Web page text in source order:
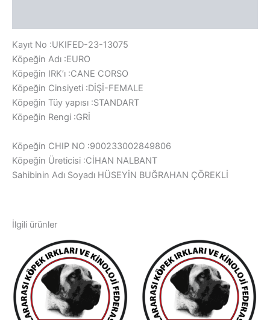
Kayıt No :UKIFED-23-13075
Köpeğin Adı :EURO
Köpeğin IRK’ı :CANE CORSO
Köpeğin Cinsiyeti :DİŞİ-FEMALE
Köpeğin Tüy yapısı :STANDART
Köpeğin Rengi :GRİ
Köpeğin CHIP NO :900233002849806
Köpeğin Üreticisi :CİHAN NALBANT
Sahibinin Adı Soyadı HÜSEYİN BUĞRAHAN ÇÖREKLİ
İlgili ürünler